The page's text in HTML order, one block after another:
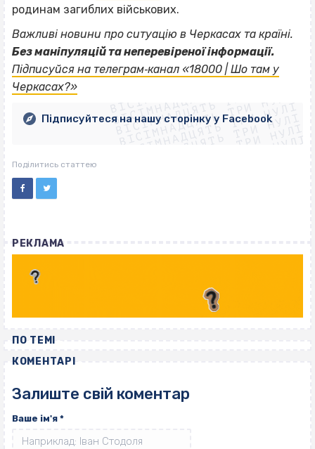
родинам загиблих військових.
Важливі новини про ситуацію в Черкасах та країні.
Без маніпуляцій та неперевіреної інформації.
Підписуйся на телеграм‐канал «18000 | Шо там у
Черкасах?»
ВІСІМНАДЦЯТЬ ТРИ НУЛІ
ВІСІМНАДЦЯТЬ ТРИ НУЛІ
ВІСІМНАДЦЯТЬ ТРИ НУЛІ
ВІСІМНАДЦЯТЬ ТРИ НУЛІ
ВІСІМНАДЦЯТЬ ТРИ НУЛІ
ВІСІМНАДЦЯТЬ ТРИ НУЛІ
ВІСІМНАДЦЯТЬ ТРИ НУЛІ
ВІСІМНАДЦЯТЬ ТРИ НУЛІ
Підписуйтеся на нашу сторінку у Facebook
Поділитись статтею
РЕКЛАМА
ПО ТЕМІ
КОМЕНТАРІ
Залиште свій коментар
Ваше ім'я *